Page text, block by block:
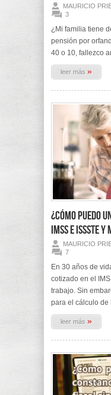
MAURICIO
3
¿Mi familia tiene
pensión por
40 o 10, fallezco
leer más »
¿Cómo puedo
IMSS e
MAURICIO
7
En 30 años de
cotizado en el
trabajo. Sin
para el cálculo de
leer más »